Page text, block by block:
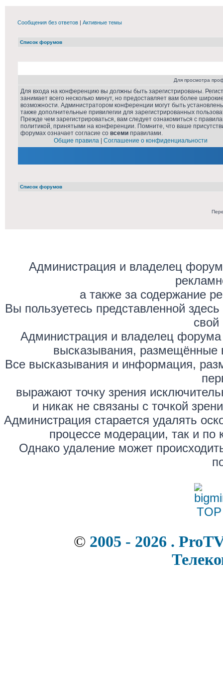
Сообщения без ответов | Активные темы
Список форумов
Для просмотра
Для входа на конференцию вы должны быть зарегистрированы.
занимает всего несколько минут, но предоставляет вам более
возможности. Администратором конференции могут быть
также дополнительные привилегии для зарегистрированных
Прежде чем зарегистрироваться, вам следует ознакомиться с
политикой, принятыми на конференции. Помните, что ваше
форумах означает согласие со всеми правилами.
Общие правила
Соглашение о конфиденциальности
Список форумов
Администрация и владелец
а также за содержание
Вы пользуетесь представленной
свой
Администрация и владелец форума
высказывания, размещённые
Все высказывания и информация,
выражают точку зрения
и никак не связаны с точкой
Администрация старается удалять
процессе модерации, так и по
Однако удаление может
© 2005 - 2026 .